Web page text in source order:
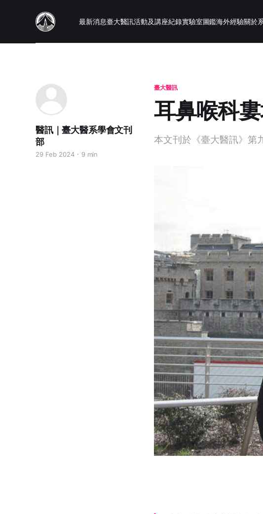
最新消息臺大醫訊活動及講座紀錄實驗室圖鑑海外經驗關於
臺大醫訊
耳鼻喉科
本文刊於《臺大醫訊》第
醫訊｜臺大醫系學會文刊
部
29 Feb 2024 9 min